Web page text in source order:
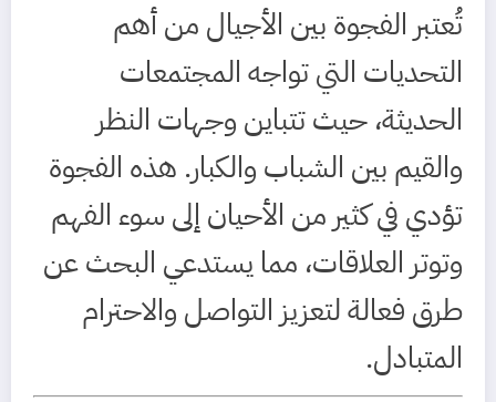
تُعتبر الفجوة بين الأجيال من أهم
التحديات التي تواجه المجتمعات
الحديثة، حيث تتباين وجهات النظر
والقيم بين الشباب والكبار. هذه الفجوة
تؤدي في كثير من الأحيان إلى سوء الفهم
وتوتر العلاقات، مما يستدعي البحث عن
طرق فعالة لتعزيز التواصل والاحترام
المتبادل.